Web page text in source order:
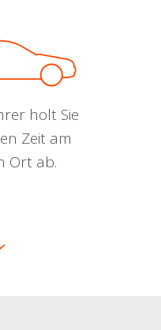
holt Sie
Zeit am
Ort ab.